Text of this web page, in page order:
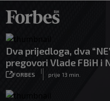
Dva prijedloga, dva
pregovori Vlade FBiH i
FORBES
|
prije 13 min.